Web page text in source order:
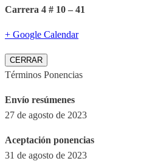
Carrera 4 # 10 – 41
+ Google Calendar
CERRAR
Términos Ponencias
Envío resúmenes
27 de agosto de 2023
Aceptación ponencias
31 de agosto de 2023